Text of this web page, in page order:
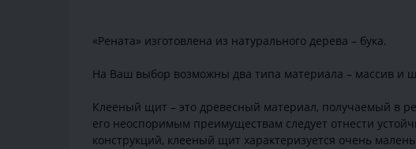
«Рената» изготовлена из натурального дерева – бука.
На Ваш выбор возможны два типа материала – массив и
Клееный щит – это древесный материал, получаемый в
его неоспоримым преимуществам следует отнести
конструкций, клееный щит характеризуется очень